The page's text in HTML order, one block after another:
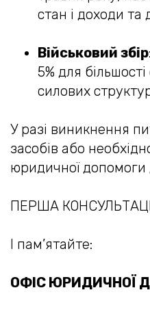
стан і доходи та
Військовий збір
5% для
силових
У разі виникнення
засобів або
юридичної допомоги
ПЕРША
І пам’ятайте:
ОФІС ЮРИДИЧНОЇ